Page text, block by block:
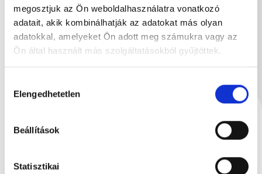
megosztjuk az Ön weboldalhasználatra vonatkozó
adatait, akik kombinálhatják az adatokat más olyan
adatokkal, amelyeket Ön adott meg számukra vagy az
Ön által használt más szolgáltatásokból gyűjtöttek.
kiválasztása
Elengedhetetlen
Beállítások
Statisztikai